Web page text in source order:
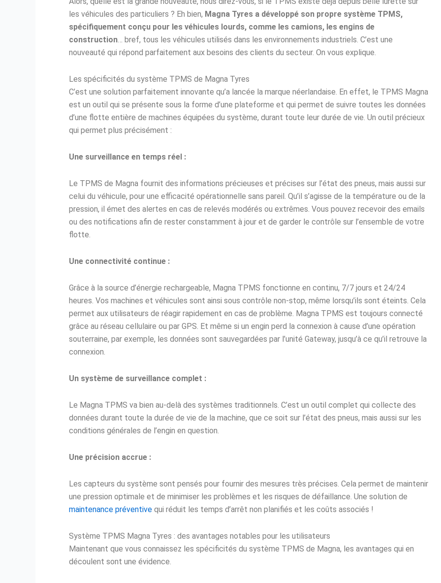
les véhicules des particuliers ? Eh bien, Magna Tyres a développé son propre système TPMS,
spécifiquement conçu pour les véhicules lourds, comme les camions, les engins de
construction… bref, tous les véhicules utilisés dans les environnements industriels. C’est une
nouveauté qui répond parfaitement aux besoins des clients du secteur. On vous explique.
Les spécificités du système TPMS de Magna Tyres
C’est une solution parfaitement innovante qu’a lancée la marque néerlandaise. En effet, le TPMS Magna
est un outil qui se présente sous la forme d’une plateforme et qui permet de suivre toutes les données
d’une flotte entière de machines équipées du système, durant toute leur durée de vie. Un outil précieux
qui permet plus précisément :
Une surveillance en temps réel :
Le TPMS de Magna fournit des informations précieuses et précises sur l’état des pneus, mais aussi sur
celui du véhicule, pour une efficacité opérationnelle sans pareil. Qu’il s’agisse de la température ou de la
pression, il émet des alertes en cas de relevés modérés ou extrêmes. Vous pouvez recevoir des emails
ou des notifications afin de rester constamment à jour et de garder le contrôle sur l’ensemble de votre
flotte.
Une connectivité continue :
Grâce à la source d’énergie rechargeable, Magna TPMS fonctionne en continu, 7/7 jours et 24/24
heures. Vos machines et véhicules sont ainsi sous contrôle non-stop, même lorsqu’ils sont éteints. Cela
permet aux utilisateurs de réagir rapidement en cas de problème. Magna TPMS est toujours connecté
grâce au réseau cellulaire ou par GPS. Et même si un engin perd la connexion à cause d’une opération
souterraine, par exemple, les données sont sauvegardées par l’unité Gateway, jusqu’à ce qu’il retrouve la
connexion.
Un système de surveillance complet :
Le Magna TPMS va bien au-delà des systèmes traditionnels. C’est un outil complet qui collecte des
données durant toute la durée de vie de la machine, que ce soit sur l’état des pneus, mais aussi sur les
conditions générales de l’engin en question.
Une précision accrue :
Les capteurs du système sont pensés pour fournir des mesures très précises. Cela permet de maintenir
une pression optimale et de minimiser les problèmes et les risques de défaillance. Une solution de
maintenance préventive qui réduit les temps d’arrêt non planifiés et les coûts associés !
Système TPMS Magna Tyres : des avantages notables pour les utilisateurs
Maintenant que vous connaissez les spécificités du système TPMS de Magna, les avantages qui en
découlent sont une évidence.